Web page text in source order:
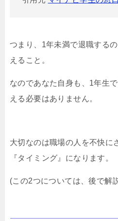
つまり、1年未満で退職する
えること。
なのであなた自身も、1年生
える必要はありません。
大切なのは職場の人を不快に
『タイミング』になります。
(この2つについては、後で解